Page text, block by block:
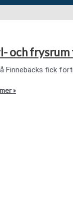
och frysrum
Finnebäcks fick
»